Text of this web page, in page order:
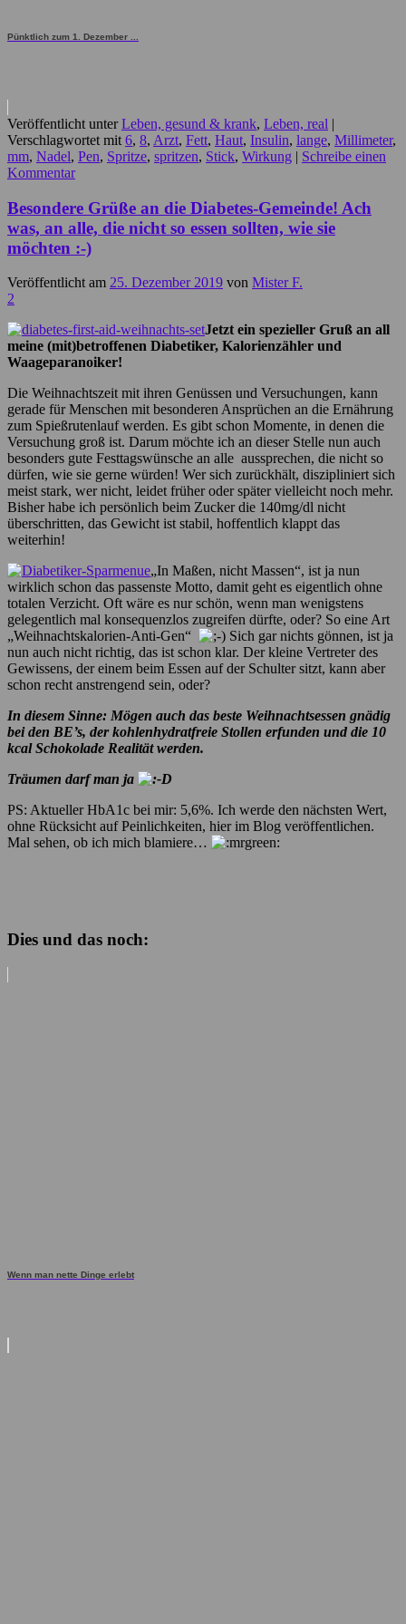
Pünktlich zum 1. Dezember ...
Veröffentlicht unter Leben, gesund & krank, Leben, real |
Verschlagwortet mit 6, 8, Arzt, Fett, Haut, Insulin, lange, Millimeter,
mm, Nadel, Pen, Spritze, spritzen, Stick, Wirkung | Schreibe einen
Kommentar
Besondere Grüße an die Diabetes-Gemeinde! Ach
was, an alle, die nicht so essen sollten, wie sie
möchten :-)
Veröffentlicht am 25. Dezember 2019 von Mister F.
2
Jetzt ein spezieller Gruß an all
meine (mit)betroffenen Diabetiker, Kalorienzähler und
Waageparanoiker!
Die Weihnachtszeit mit ihren Genüssen und Versuchungen, kann
gerade für Menschen mit besonderen Ansprüchen an die Ernährung
zum Spießrutenlauf werden. Es gibt schon Momente, in denen die
Versuchung groß ist. Darum möchte ich an dieser Stelle nun auch
besonders gute Festtagswünsche an alle aussprechen, die nicht so
dürfen, wie sie gerne würden! Wer sich zurückhält, diszipliniert sich
meist stark, wer nicht, leidet früher oder später vielleicht noch mehr.
Bisher habe ich persönlich beim Zucker die 140mg/dl nicht
überschritten, das Gewicht ist stabil, hoffentlich klappt das
weiterhin!
„In Maßen, nicht Massen“, ist ja nun
wirklich schon das passenste Motto, damit geht es eigentlich ohne
totalen Verzicht. Oft wäre es nur schön, wenn man wenigstens
gelegentlich mal konsequenzlos zugreifen dürfte, oder? So eine Art
„Weihnachtskalorien-Anti-Gen“
Sich gar nichts gönnen, ist ja
nun auch nicht richtig, das ist schon klar. Der kleine Vertreter des
Gewissens, der einem beim Essen auf der Schulter sitzt, kann aber
schon recht anstrengend sein, oder?
In diesem Sinne: Mögen auch das beste Weihnachtsessen gnädig
bei den BE’s, der kohlenhydratfreie Stollen erfunden und die 10
kcal Schokolade Realität werden.
Träumen darf man ja
PS: Aktueller HbA1c bei mir: 5,6%. Ich werde den nächsten Wert,
ohne Rücksicht auf Peinlichkeiten, hier im Blog veröffentlichen.
Mal sehen, ob ich mich blamiere…
Dies und das noch:
Wenn man nette Dinge erlebt